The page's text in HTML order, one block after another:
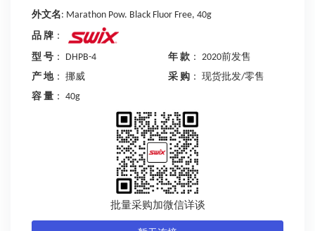
外文名: Marathon Pow. Black Fluor Free, 40g
品 牌 ：
型 号 ： DHPB-4 年 款 ： 2020前发售
产 地： 挪威 采 购 ： 现货批发/零售
容 量 ： 40g
批量采购加微信详谈